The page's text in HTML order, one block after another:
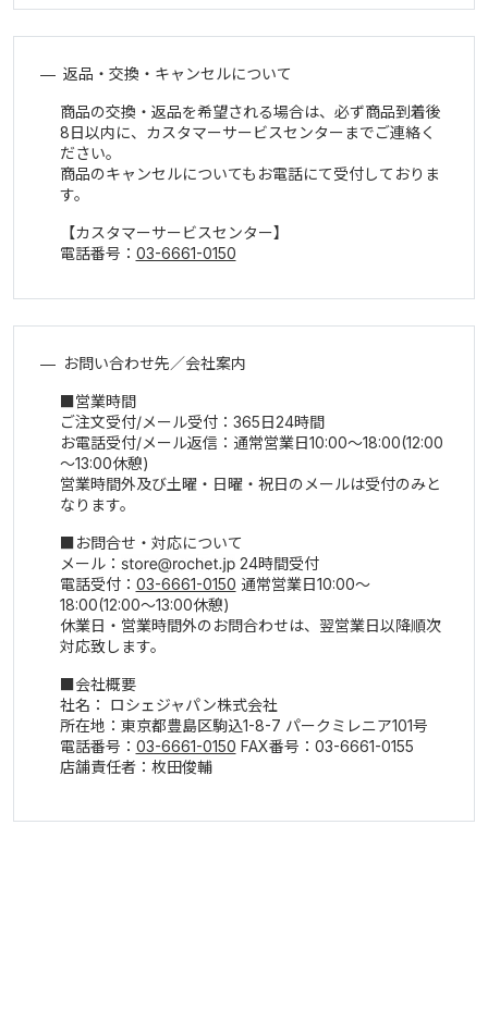
返品・交換・キャンセルについて
商品の交換・返品を希望される場合は、必ず商品到着後
8日以内に、カスタマーサービスセンターまでご連絡く
ださい。
商品のキャンセルについてもお電話にて受付しておりま
す。
【カスタマーサービスセンター】
電話番号： 03-6661-0150
お問い合わせ先／会社案内
営業時間
ご注文受付/メール受付：365日24時間
お電話受付/メール返信：通常営業日10:00～18:00(12:00
～13:00休憩)
営業時間外及び土曜・日曜・祝日のメールは受付のみと
なります。
お問合せ・対応について
メール：
24時間受付
電話受付： 03-6661-0150 通常営業日10:00～
18:00(12:00～13:00休憩)
休業日・営業時間外のお問合わせは、翌営業日以降順次
対応致します。
会社概要
社名： ロシェジャパン株式会社
所在地：東京都豊島区駒込1-8-7 パークミレニア101号
電話番号： 03-6661-0150 FAX番号：03-6661-0155
店舗責任者：枚田俊輔